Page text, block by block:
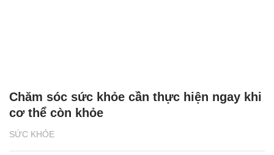
SỨC KHỎE
Chăm sóc sức khỏe cần thực hiện ngay khi
cơ thể còn khỏe